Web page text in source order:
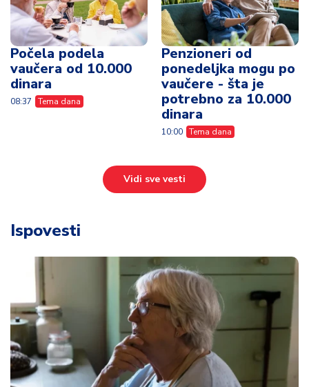
Počela podela
vaučera od 10.000
dinara
08:37 Tema dana
Penzioneri od
ponedeljka mogu po
vaučere - šta je
potrebno za 10.000
dinara
10:00 Tema dana
Vidi sve vesti
Ispovesti